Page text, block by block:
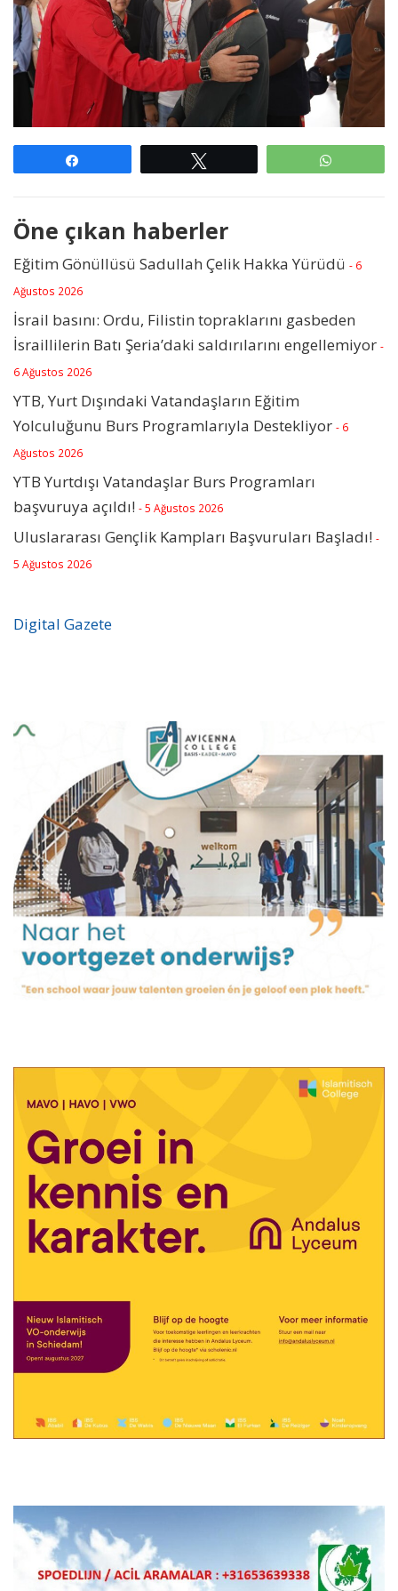
Öne çıkan haberler
Eğitim Gönüllüsü Sadullah Çelik Hakka Yürüdü - 6
Ağustos 2026
İsrail basını: Ordu, Filistin topraklarını gasbeden
İsraillilerin Batı Şeria’daki saldırılarını engellemiyor -
6 Ağustos 2026
YTB, Yurt Dışındaki Vatandaşların Eğitim
Yolculuğunu Burs Programlarıyla Destekliyor - 6
Ağustos 2026
YTB Yurtdışı Vatandaşlar Burs Programları
başvuruya açıldı! - 5 Ağustos 2026
Uluslararası Gençlik Kampları Başvuruları Başladı! -
5 Ağustos 2026
Digital Gazete